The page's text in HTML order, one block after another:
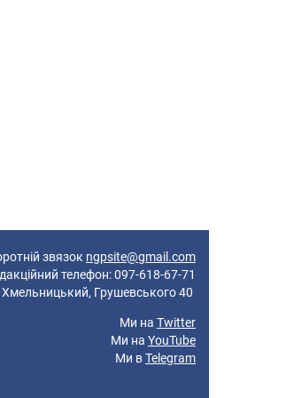
звязок ngpsite@gmail.com
телефон: 097-618-67-71
Грушевського 40
Ми на Twitter
Ми на YouTube
Ми вTelegram